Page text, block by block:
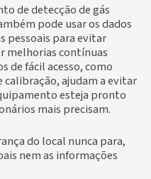
de detecção de gás
pode usar os dados
pessoais para evitar
melhorias contínuas
de fácil acesso, como
ajudam a evitar
esteja pronto
mais precisam.
do local nunca para,
nem as informações